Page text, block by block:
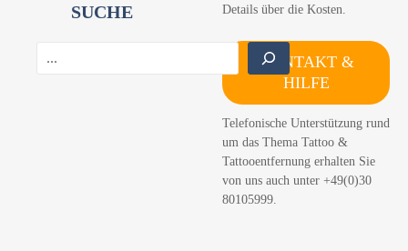
SUCHE
Details über die Kosten.
KONTAKT &
HILFE
Telefonische Unterstützung rund
um das Thema Tattoo &
Tattooentfernung erhalten Sie
von uns auch unter +49(0)30
80105999.